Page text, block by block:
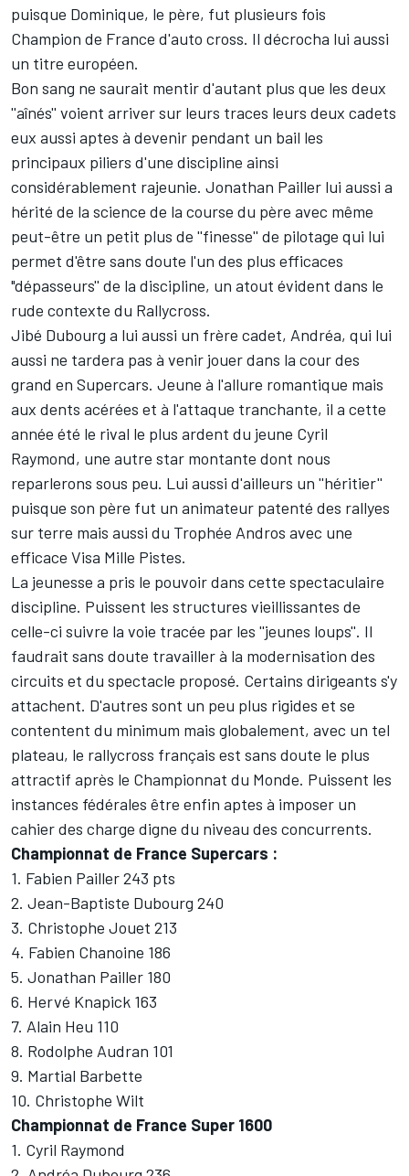
puisque Dominique, le père, fut plusieurs fois
Champion de France d'auto cross. Il décrocha lui aussi
un titre européen.
Bon sang ne saurait mentir d'autant plus que les deux
''aînés'' voient arriver sur leurs traces leurs deux cadets
eux aussi aptes à devenir pendant un bail les
principaux piliers d'une discipline ainsi
considérablement rajeunie. Jonathan Pailler lui aussi a
hérité de la science de la course du père avec même
peut-être un petit plus de ''finesse'' de pilotage qui lui
permet d'être sans doute l'un des plus efficaces
"dépasseurs'' de la discipline, un atout évident dans le
rude contexte du Rallycross.
Jibé Dubourg a lui aussi un frère cadet, Andréa, qui lui
aussi ne tardera pas à venir jouer dans la cour des
grand en Supercars. Jeune à l'allure romantique mais
aux dents acérées et à l'attaque tranchante, il a cette
année été le rival le plus ardent du jeune Cyril
Raymond, une autre star montante dont nous
reparlerons sous peu. Lui aussi d'ailleurs un ''héritier''
puisque son père fut un animateur patenté des rallyes
sur terre mais aussi du Trophée Andros avec une
efficace Visa Mille Pistes.
La jeunesse a pris le pouvoir dans cette spectaculaire
discipline. Puissent les structures vieillissantes de
celle-ci suivre la voie tracée par les ''jeunes loups''. Il
faudrait sans doute travailler à la modernisation des
circuits et du spectacle proposé. Certains dirigeants s'y
attachent. D'autres sont un peu plus rigides et se
contentent du minimum mais globalement, avec un tel
plateau, le rallycross français est sans doute le plus
attractif après le Championnat du Monde. Puissent les
instances fédérales être enfin aptes à imposer un
cahier des charge digne du niveau des concurrents.
Championnat de France Supercars :
1. Fabien Pailler 243 pts
2. Jean-Baptiste Dubourg 240
3. Christophe Jouet 213
4. Fabien Chanoine 186
5. Jonathan Pailler 180
6. Hervé Knapick 163
7. Alain Heu 110
8. Rodolphe Audran 101
9. Martial Barbette
10. Christophe Wilt
Championnat de France Super 1600
1. Cyril Raymond